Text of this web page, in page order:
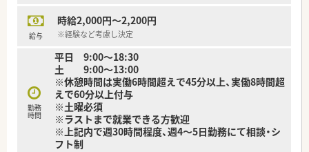
給与
時給2,000円～2,200円
※経験など考慮し決定
勤務
時間
平日 9:00～18:30
土 9:00～13:00
※休憩時間は実働6時間超えで45分以上、実働8時間超
えで60分以上付与
※土曜必須
※ラストまで就業できる方歓迎
※上記内で週30時間程度、週4～5日勤務にて相談・シ
フト制